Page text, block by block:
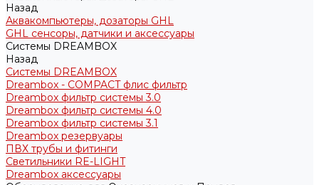
Назад
Аквакомпьютеры, дозаторы GHL
GHL сенсоры, датчики и аксессуары
Системы DREAMBOX
Назад
Системы DREAMBOX
Dreambox - COMPACT флис фильтр
Dreambox фильтр системы 3.0
Dreambox фильтр системы 4.0
Dreambox фильтр системы 3.1
Dreambox резервуары
ПВХ трубы и фитинги
Светильники RE-LIGHT
Dreambox аксессуары